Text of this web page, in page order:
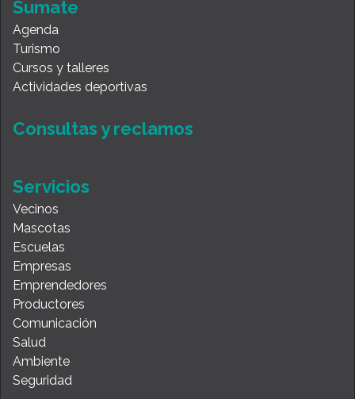
Sumate
Agenda
Turismo
Cursos y talleres
Actividades deportivas
Consultas y reclamos
Servicios
Vecinos
Mascotas
Escuelas
Empresas
Emprendedores
Productores
Comunicación
Salud
Ambiente
Seguridad